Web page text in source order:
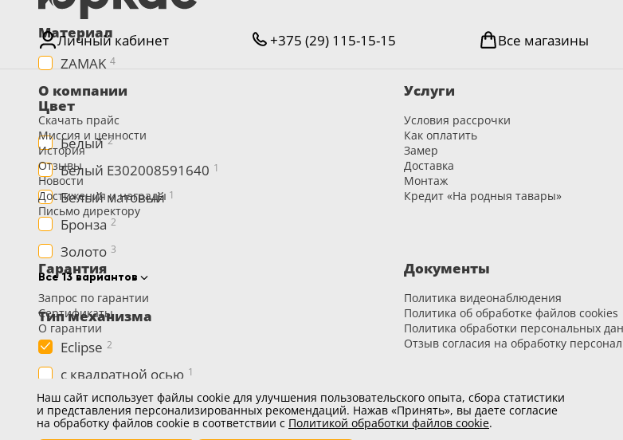
Наш сайт использует файлы cookie для улучшения пользовательского опыта, сбора статистики
и представления персонализированных рекомендаций. Нажав «Принять», вы даете согласие
на обработку файлов cookie в соответствии с Политикой обработки файлов cookie.
Материал
ZAMAK 4
Цвет
Белый 2
Белый E302008591640 1
Белый матовый 1
Бронза 2
Золото 3
Все 13 вариантов
Тип механизма
Eclipse 2
с квадратной осью 1
скрытая 2
Личный кабинет +375 (29) 115-15-15 Все магазины
О компании
Скачать прайс
Миссия и ценности
История
Отзывы
Новости
Достижения и награды
Письмо директору
Услуги
Условия рассрочки
Как оплатить
Замер
Доставка
Монтаж
Кредит «На родныя тавары»
Гарантия
Запрос по гарантии
Сертификаты
О гарантии
Вакансии
Развитие и обучение
Документы
Политика видеонаблюдения
Политика об обработке файлов cookies
Политика обработки персональных
Отзыв согласия на обработку